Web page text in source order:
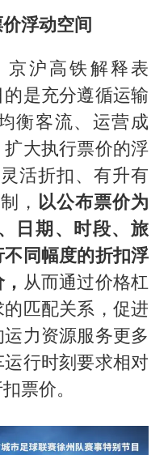
浮动空间
沪高铁解释表
是充分遵循运输
衡客流、运营成
大执行票价的浮
活折扣、有升有
， 以公布票价为
日期、时段、旅
同幅度的折扣浮
从而通过价格杠
匹配关系，促进
力资源服务更多
行时刻要求相对
票价。